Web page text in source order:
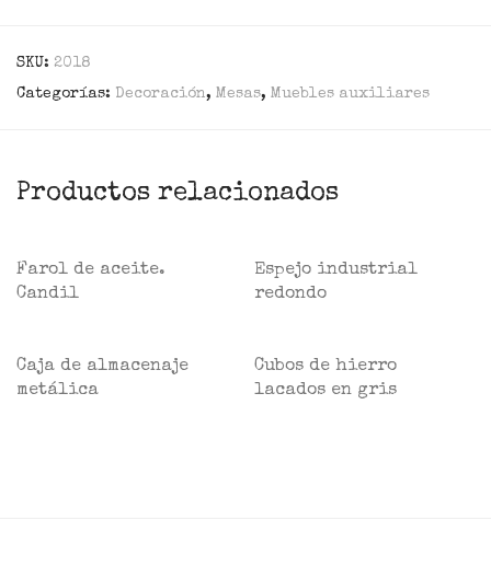
SKU: 2018
Categorías: Decoración, Mesas, Muebles auxiliares
Productos relacionados
Farol de aceite.
Candil
Espejo industrial
redondo
Caja de almacenaje
metálica
Cubos de hierro
lacados en gris